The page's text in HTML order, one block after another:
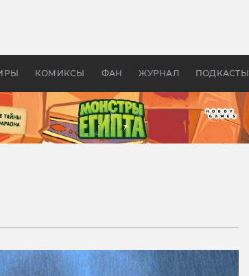
КОМИКСЫ ФАН ЖУРНАЛ ПОДКАСТЫ
колец»
Древней Грецией